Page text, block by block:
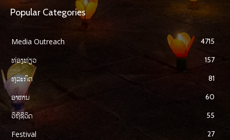
Popular Categories
Media Outreach 4715
ທ່ອງທ່ຽວ 157
ທຸລະກິດ 81
ອາຫານ 60
ວິຖີຊີວິດ 55
Festival 27